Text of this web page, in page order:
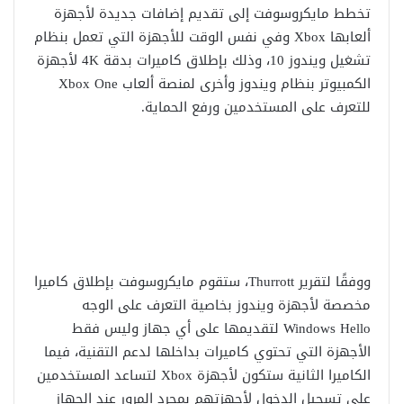
تخطط مايكروسوفت إلى تقديم إضافات جديدة لأجهزة
ألعابها Xbox وفي نفس الوقت للأجهزة التي تعمل بنظام
تشغيل ويندوز 10، وذلك بإطلاق كاميرات بدقة 4K لأجهزة
الكمبيوتر بنظام ويندوز وأخرى لمنصة ألعاب Xbox One
للتعرف على المستخدمين ورفع الحماية.
ووفقًا لتقرير Thurrott، ستقوم مايكروسوفت بإطلاق كاميرا
مخصصة لأجهزة ويندوز بخاصية التعرف على الوجه
Windows Hello لتقديمها على أي جهاز وليس فقط
الأجهزة التي تحتوي كاميرات بداخلها لدعم التقنية، فيما
الكاميرا الثانية ستكون لأجهزة Xbox لتساعد المستخدمين
على تسجيل الدخول لأجهزتهم بمجرد المرور عند الجهاز